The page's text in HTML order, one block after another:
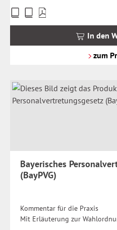
Preise
inkl.
In den
zum
Bayerisches
(BayPVG)
Kommentar für die Praxis
Mit Erläuterung zur